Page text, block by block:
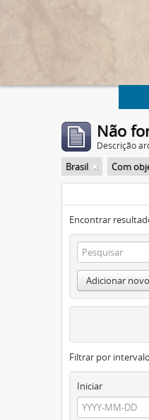
Não
Descrição
Brasil Com
Encontrar
Adicionar
Filtrar por
Iniciar